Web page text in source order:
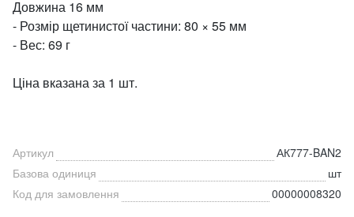
Довжина 16 мм
- Розмір щетинистої частини: 80 × 55 мм
- Вес: 69 г
Ціна вказана за 1 шт.
Артикул
АК777-BAN2
Базова одиниця
шт
Код для замовлення
00000008320